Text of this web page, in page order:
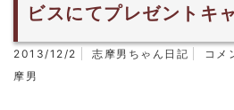
ビスにてプレゼントキ
2013/12/2 志摩男ちゃん日記 コメ
摩男